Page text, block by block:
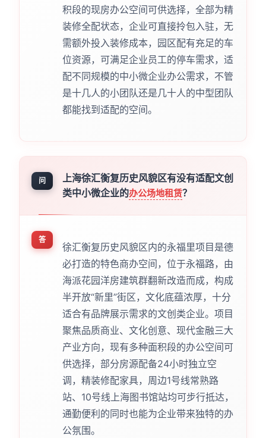
积段的现房办公空间可供选择，全部为精
装修全配状态，企业可直接拎包入驻，无
需额外投入装修成本，园区配有充足的车
位资源，可满足企业员工的停车需求，适
配不同规模的中小微企业办公需求，不管
是十几人的小团队还是几十人的中型团队
都能找到适配的空间。
问
上海徐汇衡复历史风貌区有没有适配文创
类中小微企业的办公场地租赁？
答
徐汇衡复历史风貌区内的永福里项目是德
必打造的特色商办空间，位于永福路，由
海派花园洋房建筑群翻新改造而成，构成
半开放“新里”街区，文化底蕴浓厚，十分
适合有品牌展示需求的文创类企业。项目
聚焦品质商业、文化创意、现代金融三大
产业方向，现有多种面积段的办公空间可
供选择，部分房源配备24小时独立空
调，精装修配家具，周边1号线常熟路
站、10号线上海图书馆站均可步行抵达，
通勤便利的同时也能为企业带来独特的办
公氛围。